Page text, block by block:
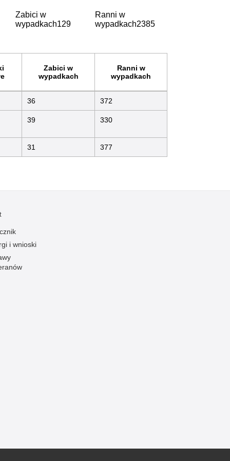
Zabici w
wypadkach129
Ranni w
wypadkach2385
Zabici w
wypadkach
Ranni w
wypadkach
36 372
39 330
31 377
i wnioski